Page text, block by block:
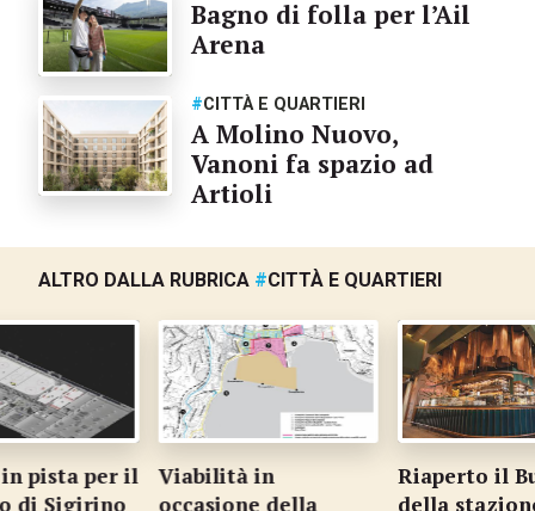
Bagno di folla per l’Ail
Arena
#CITTÀ E QUARTIERI
A Molino Nuovo,
Vanoni fa spazio ad
Artioli
ALTRO DALLA RUBRICA #CITTÀ E QUARTIERI
pista per il
di Sigirino
Viabilità in
occasione della
Riaperto il
della